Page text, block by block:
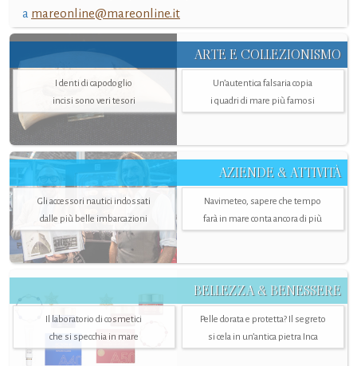
a mareonline@mareonline.it
ARTE E COLLEZIONISMO
I denti di capodoglio
incisi sono veri tesori
Un’autentica falsaria copia
i quadri di mare più famosi
AZIENDE & ATTIVITÀ
Gli accessori nautici indossati
dalle più belle imbarcazioni
Navimeteo, sapere che tempo
farà in mare conta ancora di più
BELLEZZA & BENESSERE
Il laboratorio di cosmetici
che si specchia in mare
Pelle dorata e protetta? Il segreto
si cela in un’antica pietra Inca